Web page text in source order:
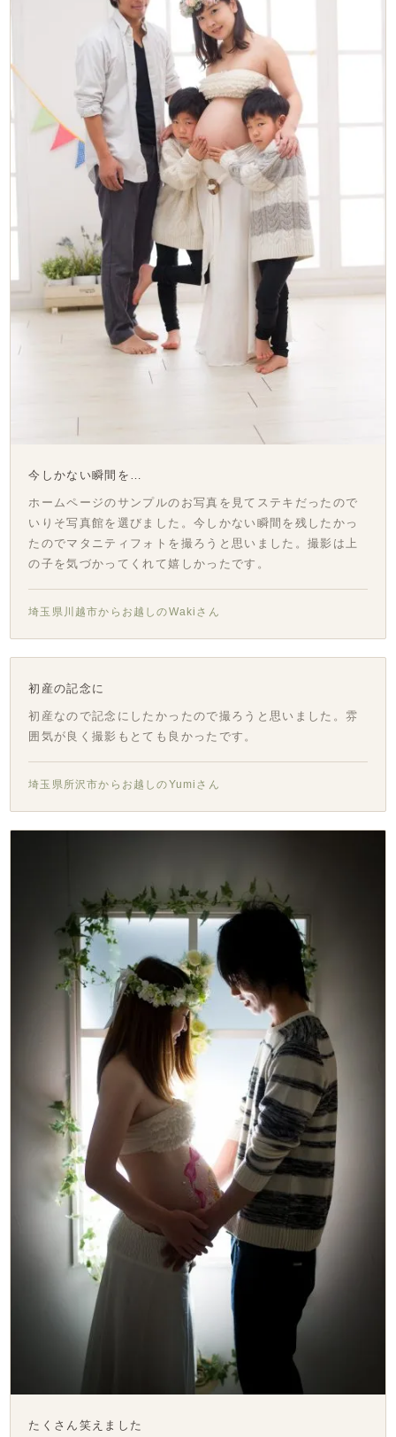
今しかない瞬間を…
ホームページのサンプルのお写真を見てステキだったので
いりそ写真館を選びました。今しかない瞬間を残したかっ
たのでマタニティフォトを撮ろうと思いました。撮影は上
の子を気づかってくれて嬉しかったです。
埼玉県川越市からお越しのWakiさん
初産の記念に
初産なので記念にしたかったので撮ろうと思いました。雰
囲気が良く撮影もとても良かったです。
埼玉県所沢市からお越しのYumiさん
たくさん笑えました